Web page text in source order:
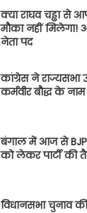
क्या राघव चड्ढा से
मौका नहीं मिलेगा!
नेता पद
कांग्रेस ने राज्यसभा
कर्मवीर बौद्ध के
बंगाल में आज से BJP
को लेकर पार्टी की
विधानसभा चुनाव